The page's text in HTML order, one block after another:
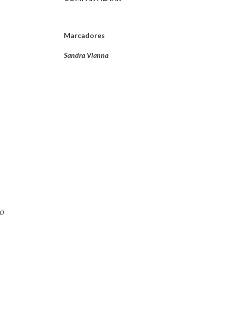
Marcadores
Sandra Vianna